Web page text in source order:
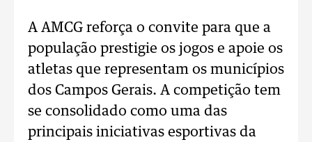
A AMCG reforça o convite para que a
população prestigie os jogos e apoie os
atletas que representam os municípios
dos Campos Gerais. A competição tem
se consolidado como uma das
principais iniciativas esportivas da